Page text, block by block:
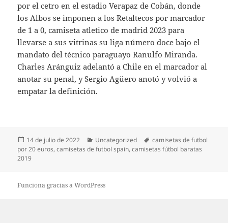
por el cetro en el estadio Verapaz de Cobán, donde
los Albos se imponen a los Retaltecos por marcador
de 1 a 0, camiseta atletico de madrid 2023 para
llevarse a sus vitrinas su liga número doce bajo el
mandato del técnico paraguayo Ranulfo Miranda.
Charles Aránguiz adelantó a Chile en el marcador al
anotar su penal, y Sergio Agüero anotó y volvió a
empatar la definición.
Publicado
el
14 de julio de 2022 Categorías
Uncategorized Etiquetas
camisetas de futbol
por 20 euros,camisetas de futbol spain,camisetas fútbol baratas
2019
Funciona gracias a WordPress